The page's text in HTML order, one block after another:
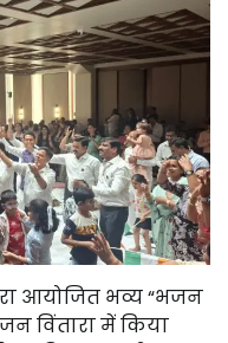
आयोजित भव्य “भजन
विंतारा में किया